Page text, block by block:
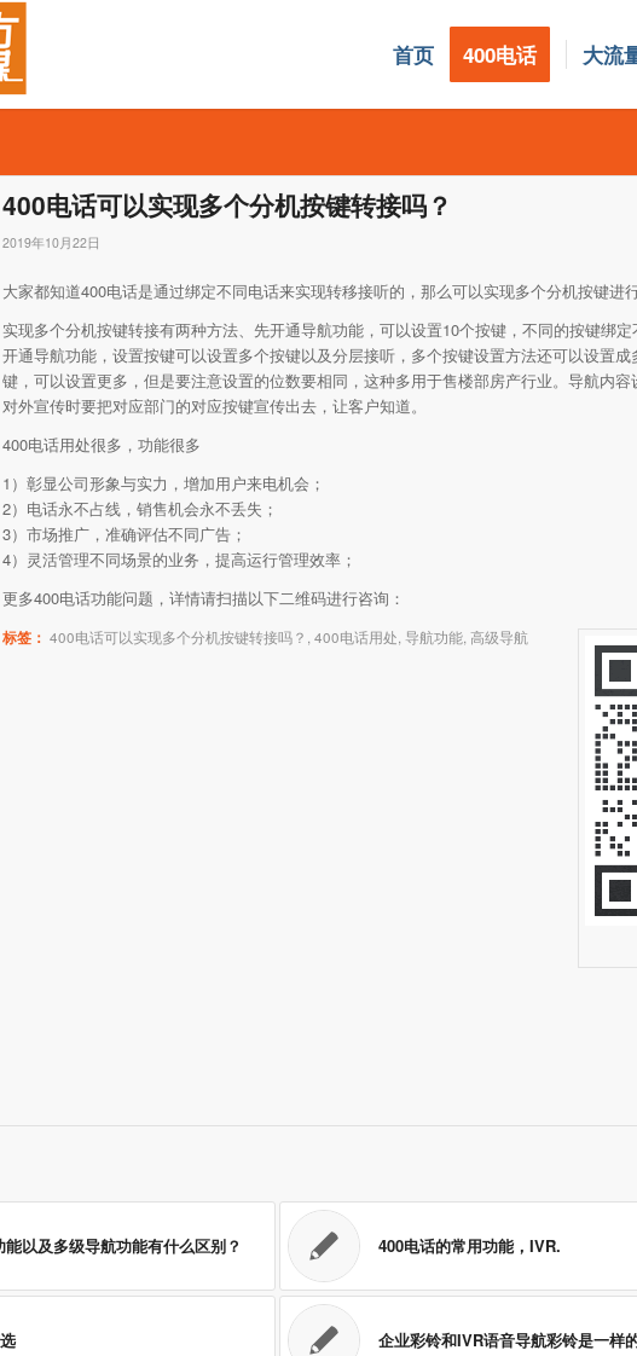
首页 400电话 大流
400电话可以实现多个分机按键转接吗？
2019年10月22日
大家都知道400电话是通过绑定不同电话来实现转移接听的，那么可以实现多个分机按键进
实现多个分机按键转接有两种方法、先开通导航功能，可以设置10个按键，不同的按键绑定
开通导航功能，设置按键可以设置多个按键以及分层接听，多个按键设置方法还可以设置
键，可以设置更多，但是要注意设置的位数要相同，这种多用于售楼部房产行业。导航内容
对外宣传时要把对应部门的对应按键宣传出去，让客户知道。
400电话用处很多，功能很多
1）彰显公司形象与实力，增加用户来电机会；
2）电话永不占线，销售机会永不丢失；
3）市场推广，准确评估不同广告；
4）灵活管理不同场景的业务，提高运行管理效率；
更多400电话功能问题，详情请扫描以下二维码进行咨询：
标签： 400电话可以实现多个分机按键转接吗？ ,400电话用处,导航功能,高级导航
以及多级导航功能有什么区别？ 400电话的常用功能，IVR.
企业彩铃和IVR语音导航彩铃是一样